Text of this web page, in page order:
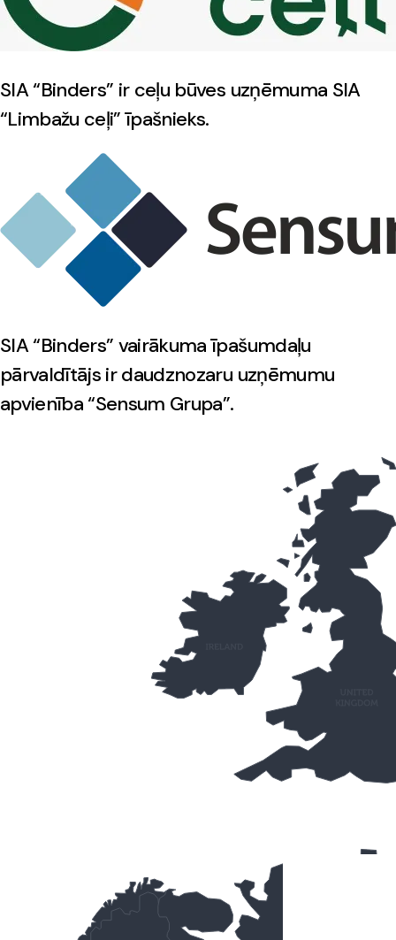
SIA “Binders” ir ceļu būves uzņēmuma SIA
“Limbažu ceļi” īpašnieks.
SIA “Binders” vairākuma īpašumdaļu
pārvaldītājs ir daudznozaru uzņēmumu
apvienība “Sensum Grupa”.